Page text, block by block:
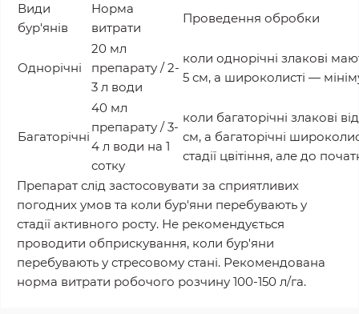
Види
бур'янів
Норма
витрати
Проведення обробки
Однорічні
20 мл
препарату / 2-
3 л води
коли однорічні злакові
5 см, а широколисті ―
Багаторічні
40 мл
препарату / 3-
4 л води на 1
сотку
коли багаторічні злакові
см, а багаторічні
стадії цвітіння, але до
Препарат слід застосовувати за сприятливих
погодних умов та коли бур'яни перебувають у
стадії активного росту. Не рекомендується
проводити обприскування, коли бур'яни
перебувають у стресовому стані. Рекомендована
норма витрати робочого розчину 100-150 л/га.